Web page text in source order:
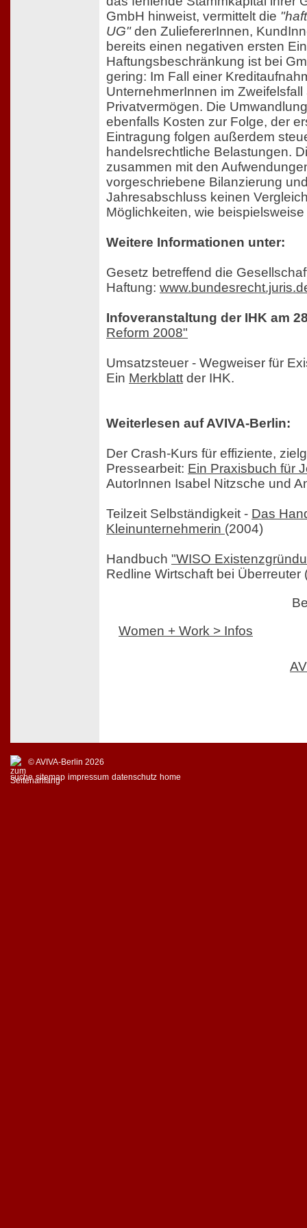
GmbH hinweist, vermittelt die
UG"den ZuliefererInnen,
bereits einen negativen ersten
Haftungsbeschränkung ist bei
gering: Im Fall einer
UnternehmerInnen im
Privatvermögen. Die
ebenfalls Kosten zur Folge, der
Eintragung folgen außerdem
handelsrechtliche Belastungen.
zusammen mit den
vorgeschriebene Bilanzierung
Jahresabschluss keinen
Möglichkeiten, wie
Weitere Informationen unter:
Gesetz betreffend die
Haftung:
Infoveranstaltung der IHK am
Reform 2008"
Umsatzsteuer - Wegweiser für
Ein Merkblatt der IHK.
Weiterlesen auf AVIVA-Berlin:
Der Crash-Kurs für effiziente,
Pressearbeit: Ein Praxisbuch für
AutorInnen Isabel Nitzsche und
Teilzeit Selbständigkeit - Das
Kleinunternehmerin (2004)
Handbuch "WISO
Redline Wirtschaft bei Überreuter
Women + Work > Infos
© AVIVA-Berlin 2026
suche sitemap impressum datenschutz home